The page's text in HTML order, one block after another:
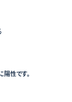
性です。